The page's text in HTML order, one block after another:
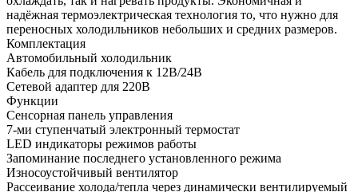
надёжная термоэлектрическая технология то, что нужно для
переносных холодильников небольших и средних размеров.
Комплектация
Автомобильный холодильник
Кабель для подключения к 12В/24В
Сетевой адаптер для 220В
Функции
Сенсорная панель управления
7-ми ступенчатый электронный термостат
LED индикаторы режимов работы
Запоминание последнего установленного режима
Износоустойчивый вентилятор
Рассеивание холода/тепла через динамически вентилируемый